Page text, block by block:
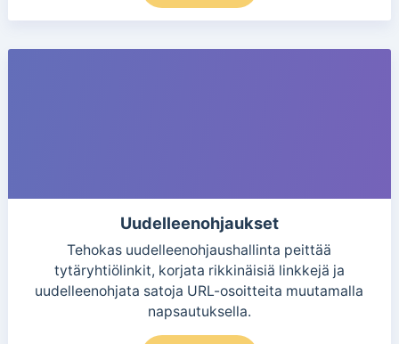
Uudelleenohjaukset
Tehokas uudelleenohjaushallinta peittää
tytäryhtiölinkit, korjata rikkinäisiä linkkejä ja
uudelleenohjata satoja URL-osoitteita muutamalla
napsautuksella.